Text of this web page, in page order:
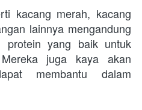
kacang merah, kacang
lainnya mengandung
protein yang baik untuk
juga kaya akan
membantu dalam